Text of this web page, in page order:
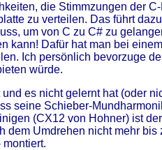
die Stimmzungen der
zu verteilen. Das führt
um von C zu C# zu
kann! Dafür hat man bei
Ich persönlich bevorzuge
würde.
es nicht gelernt hat (oder
seine Schieber-
(CX12 von Hohner) ist
dem Umdrehen nicht mehr